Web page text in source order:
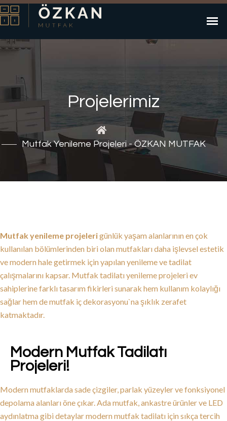
Projelerimiz
Mutfak Yenileme Projeleri - ÖZKAN MUTFAK
Mutfak yenileme projelerigünlük yaşam alanlarının en çok
kullanılan bölümlerinden biri olan mutfakları daha işlevsel estetik
ve modern hale getirmek için yapılan yenileme ve tadilat
çalışmalarını kapsar. Mutfak tadilatı yenileme projeleri ev
sahiplerine farklı tasarım fikirleri sunarak hem kullanım kolaylığı
sağlar hem de mutfak iç dekorasyonu`na şıklık zerafet
katmaktadır.
Modern Mutfak Tadilatı
Projeleri!
Modern mutfaklarda sade çizgiler, parlak yüzeyler ve fonksiyonel
depolama alanları öne çıkar. Ada mutfak, ankastre ürünler ve LED
aydınlatma gibi detaylar modern mutfak tadilatı için sıkça tercih